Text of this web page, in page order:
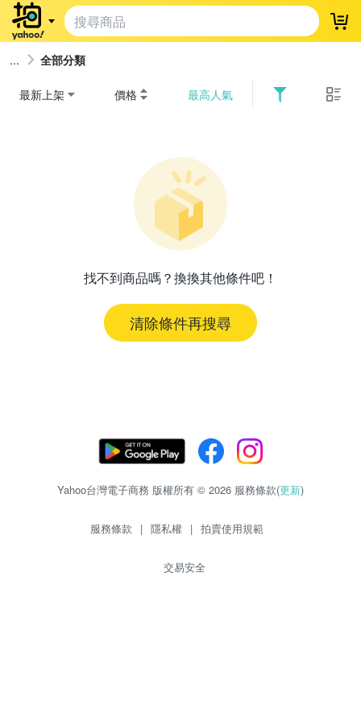
登
全部分類
最新上架 價格 最高人氣
找不到商品嗎？換換其他條件吧！
清除條件再搜尋
Yahoo台灣電子商務 版權所有 © 2026 服務條款(更新)
服務條款 | 隱私權 | 拍賣使用規範
交易安全